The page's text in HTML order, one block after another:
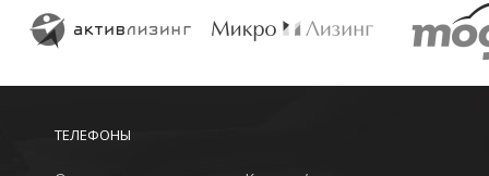
ТЕЛЕФОНЫ